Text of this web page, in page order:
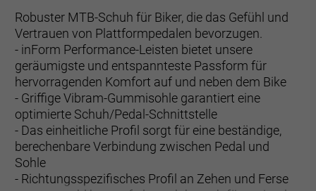
Robuster MTB-Schuh für Biker, die das Gefühl und
Vertrauen von Plattformpedalen bevorzugen.
- inForm Performance-Leisten bietet unsere
geräumigste und entspannteste Passform für
hervorragenden Komfort auf und neben dem Bike
- Griffige Vibram-Gummisohle garantiert eine
optimierte Schuh/Pedal-Schnittstelle
- Das einheitliche Profil sorgt für eine beständige,
berechenbare Verbindung zwischen Pedal und
Sohle
- Richtungsspezifisches Profil an Zehen und Ferse